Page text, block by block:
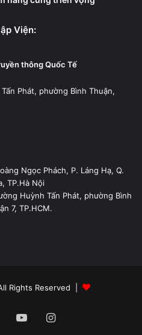
Viện:
thông Quốc Tế
Phát, phường Bình Thuận,
Ngọc Phách, P. Láng Hạ, Q.
TP.Hà Nội
Huỳnh Tấn Phát, phường Bình
7, TP.HCM.
Rights Reserved |
Twitter YouTubeInstagram